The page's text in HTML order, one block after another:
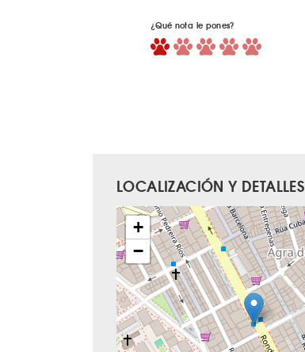
¿Qué nota le pones?
LOCALIZACIÓN Y DETALLES
+
−